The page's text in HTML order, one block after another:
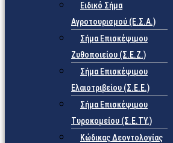
Ειδικό Σήμα
Αγροτουρισμού (Ε.Σ.Α.)
Σήμα Επισκέψιμου
Ζυθοποιείου (Σ.Ε.Ζ.)
Σήμα Επισκέψιμου
Ελαιοτριβείου (Σ.Ε.Ε.)
Σήμα Επισκέψιμου
Τυροκομείου (Σ.Ε.TY.)
Κώδικας Δεοντολογίας